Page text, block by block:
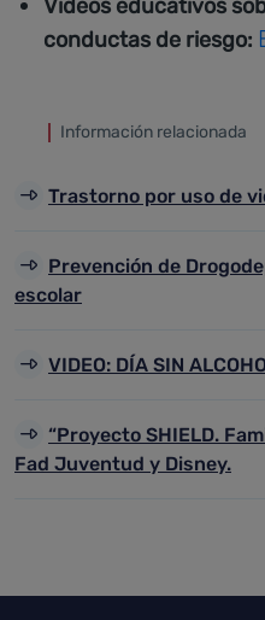
Videos educativos
conductas de riesgo:
Información relacionada
Trastorno por uso de
Prevención de
escolar
VIDEO: DÍA SIN
“Proyecto SHIELD.
Fad Juventud y Disney.